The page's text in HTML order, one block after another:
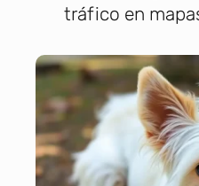
tráfico en